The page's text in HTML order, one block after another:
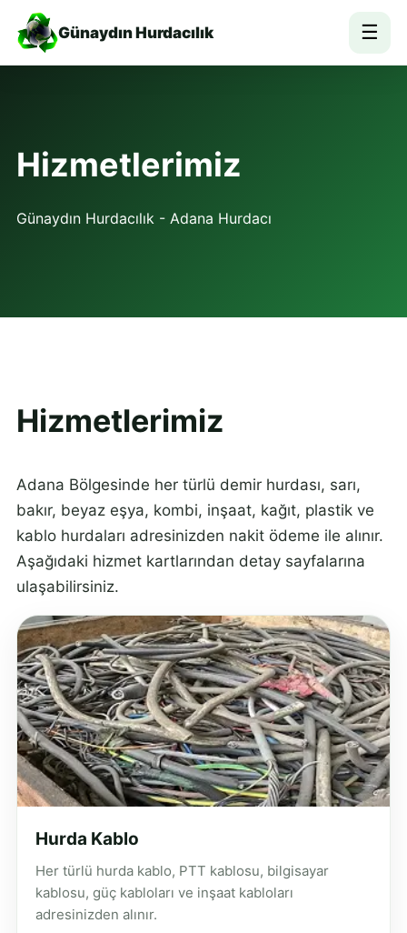
Günaydın Hurdacılık ☰
Hizmetlerimiz
Günaydın Hurdacılık - Adana Hurdacı
Hizmetlerimiz
Adana Bölgesinde her türlü demir hurdası, sarı,
bakır, beyaz eşya, kombi, inşaat, kağıt, plastik ve
kablo hurdaları adresinizden nakit ödeme ile alınır.
Aşağıdaki hizmet kartlarından detay sayfalarına
ulaşabilirsiniz.
Hurda Kablo
Her türlü hurda kablo, PTT kablosu, bilgisayar
kablosu, güç kabloları ve inşaat kabloları
adresinizden alınır.